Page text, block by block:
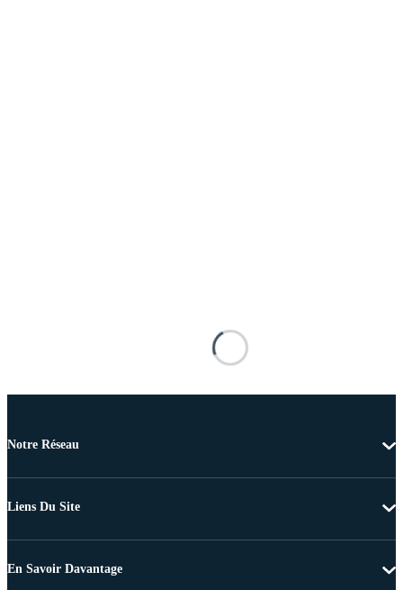
Notre Réseau
Liens Du Site
En Savoir Davantage